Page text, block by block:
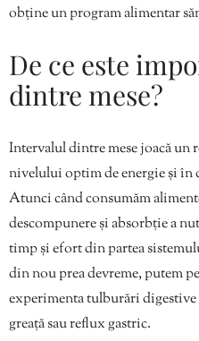
obține un program alimentar
De ce este
dintre mese?
Intervalul dintre mese joacă un
nivelului optim de energie și în
Atunci când consumăm
descompunere și absorbție a
timp și efort din partea
din nou prea devreme, putem
experimenta tulburări digestive
greață sau reflux gastric.